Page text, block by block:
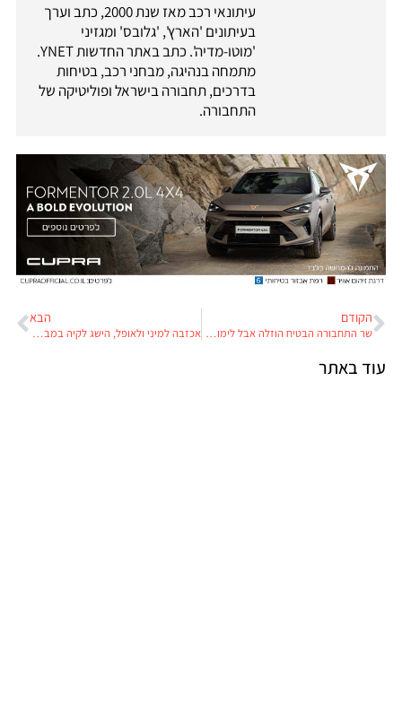
עיתונאי רכב מאז שנת 2000, כתב וערך
בעיתונים 'הארץ', 'גלובס' ומגזיני
'מוטו-מדיה'. כתב באתר החדשות YNET.
מתמחה בנהיגה, מבחני רכב, בטיחות
בדרכים, תחבורה בישראל ופוליטיקה של
התחבורה.
הקודם
שר התחבורה הבטיח הוזלה אבל לימודי הנהיגה מתייקרים
הבא
אכזבה למיני ולאופל, הישג לקיה במבחני הריסוק של EuroNCAP
עוד באתר